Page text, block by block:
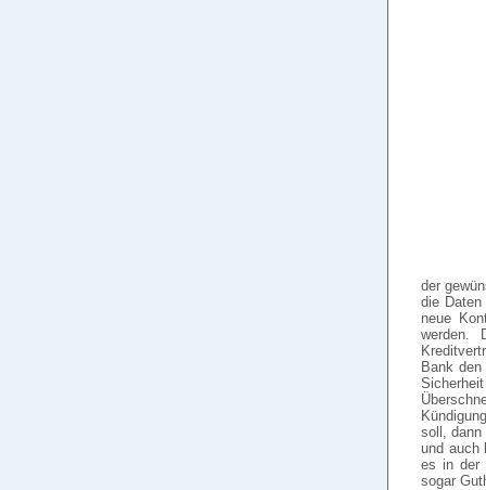
der
die
neue
werden.
Bank
soll, dann
und auch
es in der
sogar